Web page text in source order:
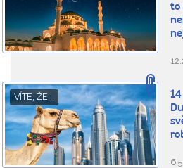
to
VÍTE, ŽE...